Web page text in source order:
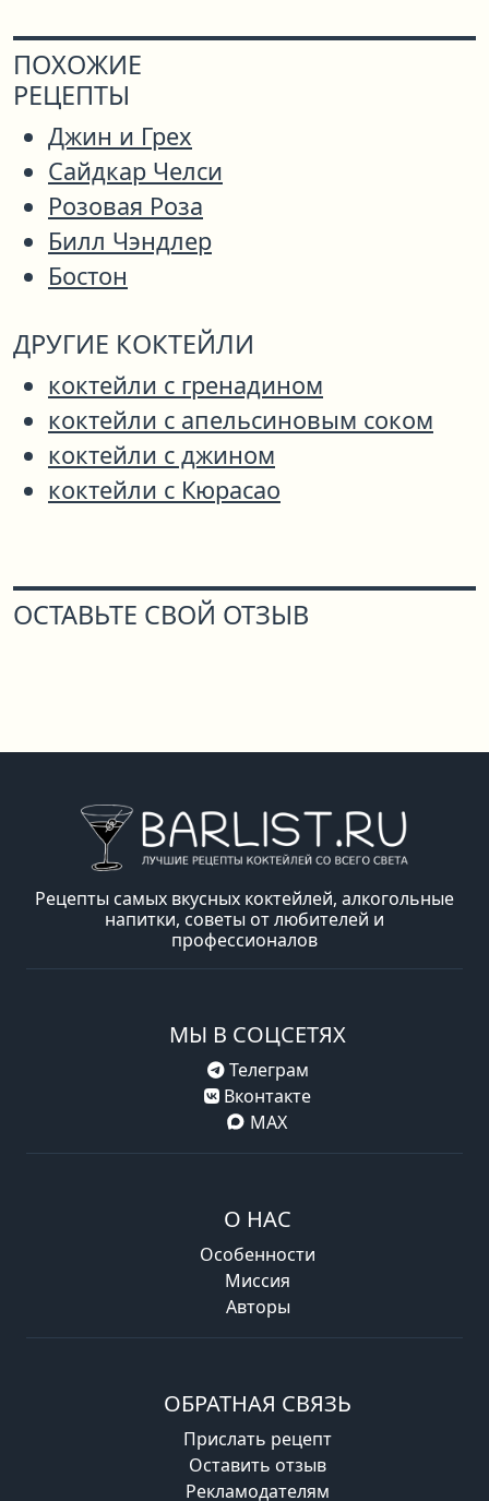
ПОХОЖИЕ
РЕЦЕПТЫ
Джин и Грех
Сайдкар Челси
Розовая Роза
Билл Чэндлер
Бостон
ДРУГИЕ КОКТЕЙЛИ
коктейли с гренадином
коктейли с апельсиновым соком
коктейли с джином
коктейли с Кюрасао
ОСТАВЬТЕ СВОЙ ОТЗЫВ
Рецепты самых вкусных коктейлей, алкогольные
напитки, советы от любителей и
профессионалов
МЫ В СОЦСЕТЯХ
Телеграм
Вконтакте
MAX
О НАС
Особенности
Миссия
Авторы
ОБРАТНАЯ СВЯЗЬ
Прислать рецепт
Оставить отзыв
Рекламодателям